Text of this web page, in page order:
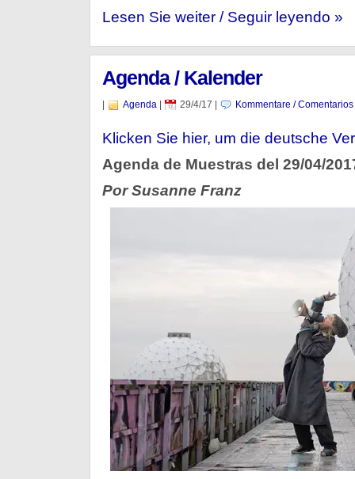
Lesen Sie weiter / Seguir leyendo »
Agenda / Kalender
Agenda| 29/4/17 Kommentare / Comentarios
Klicken Sie hier, um die deutsche
Agenda de Muestras del 29/04/
Por Susanne Franz